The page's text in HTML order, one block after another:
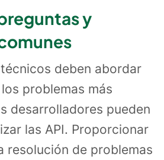
y
deben abordar
problemas más
desarrolladores pueden
las API. Proporcionar
resolución de problemas